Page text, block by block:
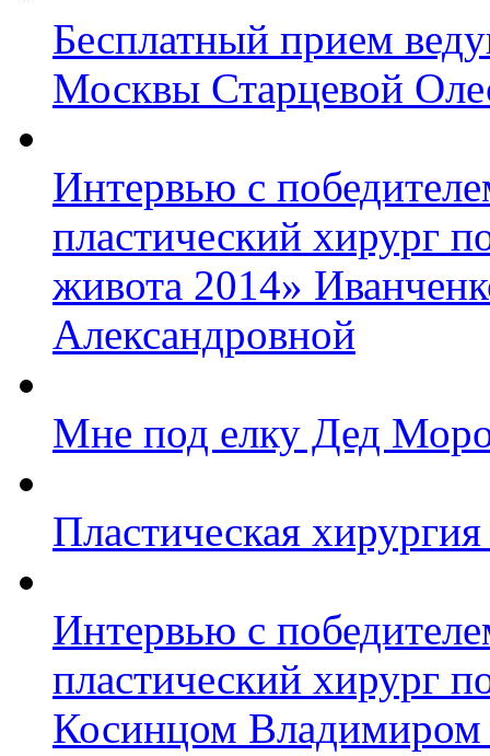
Бесплатный прием
Москвы Старцевой
Интервью с
пластический хирург
живота 2014»
Александровной
Мне под елку Дед
Пластическая
Интервью с
пластический хирург
Косинцом Владимиром